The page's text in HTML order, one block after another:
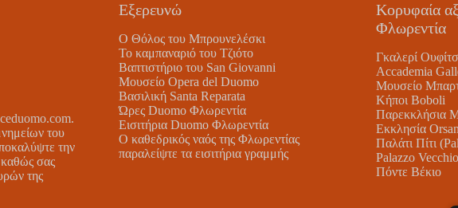
.
του
την
καθώς σας
της
Εξερευνώ
Ο Θόλος του Μπρουνελέσκι
Το καμπαναριό του Τζιότο
Βαπτιστήριο του San Giovanni
Μουσείο Opera del Duomo
Βασιλική Santa Reparata
Ώρες Duomo Φλωρεντία
Εισιτήρια Duomo Φλωρεντία
Ο καθεδρικός ναός της Φλωρεντίας
παραλείψτε τα εισιτήρια γραμμής
Κορυφαία
Φλωρεντία
Γκαλερί
Accademia
Μουσείο
Κήποι Boboli
Παρεκκλήσια
Εκκλησία
Παλάτι Πίτι
Palazzo Vecchio
Πόντε Βέκιο